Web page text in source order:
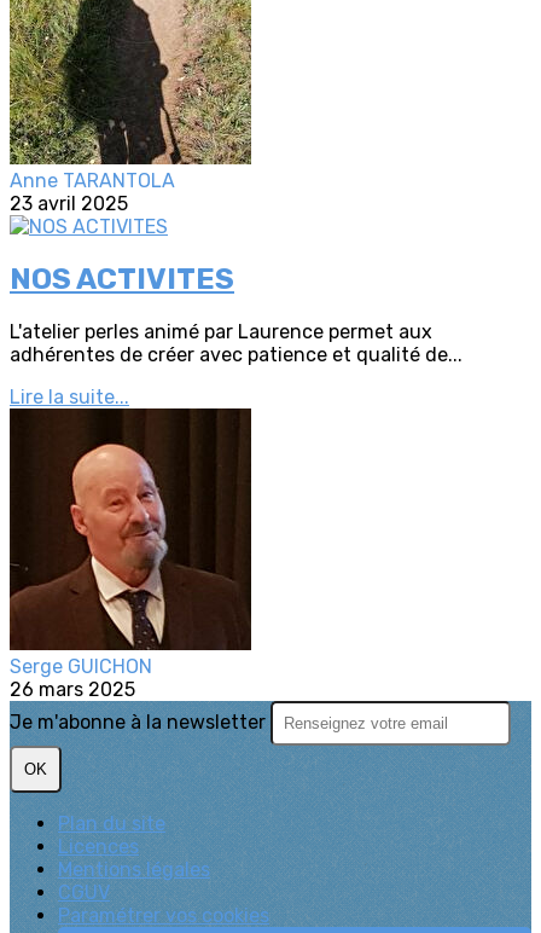
Anne TARANTOLA
23 avril 2025
NOS ACTIVITES
L'atelier perles animé par Laurence permet aux
adhérentes de créer avec patience et qualité de...
Lire la suite...
Serge GUICHON
26 mars 2025
Je m'abonne à la newsletter
OK
Plan du site
Licences
Mentions légales
CGUV
Paramétrer vos cookies